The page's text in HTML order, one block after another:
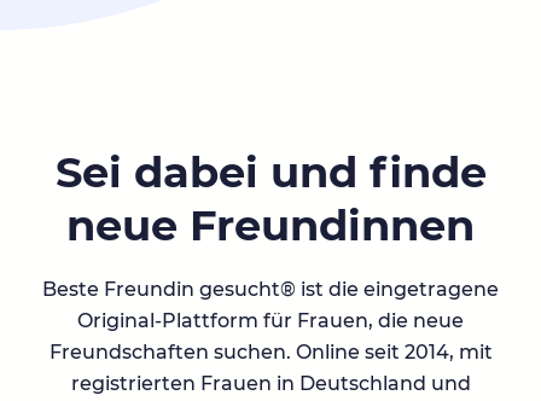
Sei dabei und finde
neue Freundinnen
Beste Freundin gesucht® ist die eingetragene
Original-Plattform für Frauen, die neue
Freundschaften suchen. Online seit 2014, mit
registrierten Frauen in Deutschland und